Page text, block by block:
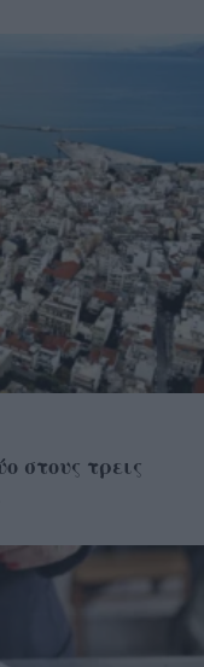
στους τρεις